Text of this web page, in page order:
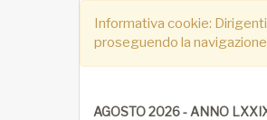
Informativa cookie:
proseguendo la
AGOSTO 2026 - ANNO